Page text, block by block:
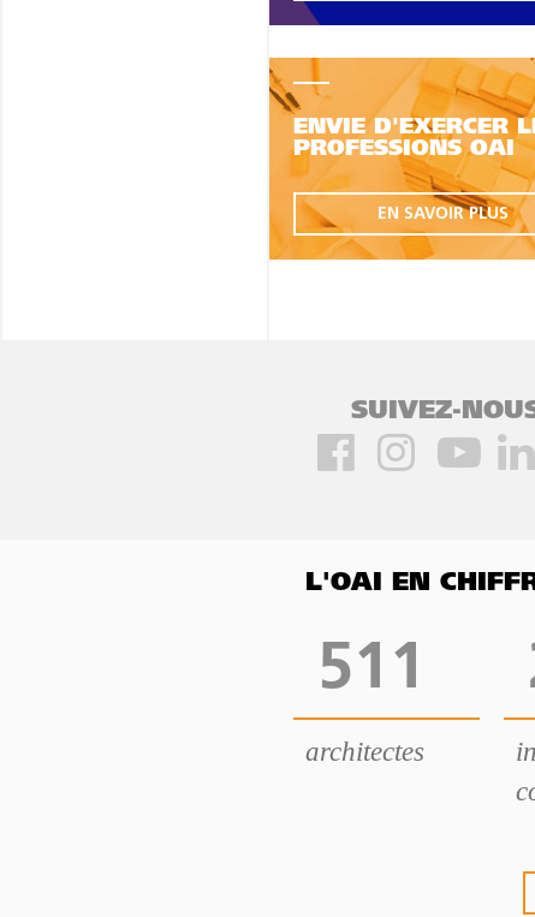
ENVIE D'EXERCER
PROFESSIONS OAI
EN SAVOIR PLUS
SUIVEZ-
L'OAI EN
511
architectes